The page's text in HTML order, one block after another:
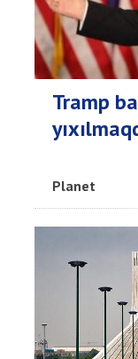
Tramp
Planet